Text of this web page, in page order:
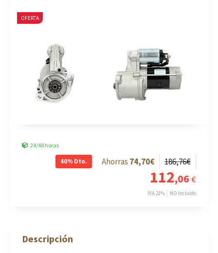
OFERTA
24/48 horas
40% Dto. 74,70€ 186,76€
112,06 €
IVA 21% NO Incluido
Descripción